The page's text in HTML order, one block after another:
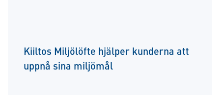
Kiiltos Miljölöfte hjälper kunderna att
uppnå sina miljömål